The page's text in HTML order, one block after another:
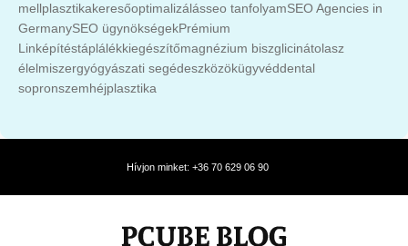
mellplasztikakeresőoptimalizálásseo tanfolyamSEO Agencies in
GermanySEO ügynökségekPrémium
Linképítéstáplálékkiegészítőmagnézium biszglicinátolasz
élelmiszergyógyászati segédeszközökügyvéddental
sopronszemhéjplasztika
Hívjon minket: +36 70 629 06 90